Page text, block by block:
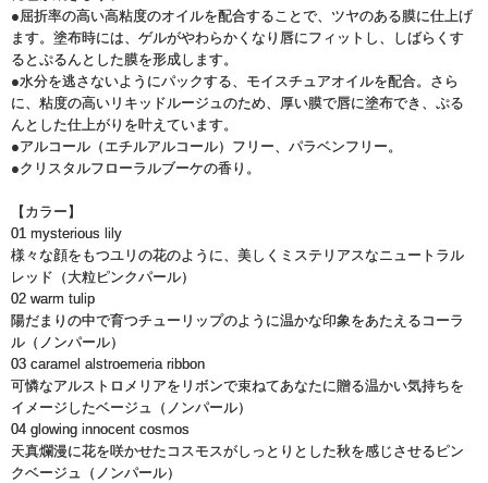
●屈折率の高い高粘度のオイルを配合することで、ツヤのある膜に仕上げ
ます。塗布時には、ゲルがやわらかくなり唇にフィットし、しばらくす
るとぷるんとした膜を形成します。
●水分を逃さないようにパックする、モイスチュアオイルを配合。さら
に、粘度の高いリキッドルージュのため、厚い膜で唇に塗布でき、ぷる
んとした仕上がりを叶えています。
●アルコール（エチルアルコール）フリー、パラベンフリー。
●クリスタルフローラルブーケの香り。
【カラー】
01 mysterious lily
様々な顔をもつユリの花のように、美しくミステリアスなニュートラル
レッド（大粒ピンクパール）
02 warm tulip
陽だまりの中で育つチューリップのように温かな印象をあたえるコーラ
ル（ノンパール）
03 caramel alstroemeria ribbon
可憐なアルストロメリアをリボンで束ねてあなたに贈る温かい気持ちを
イメージしたベージュ（ノンパール）
04 glowing innocent cosmos
天真爛漫に花を咲かせたコスモスがしっとりとした秋を感じさせるピン
クベージュ（ノンパール）